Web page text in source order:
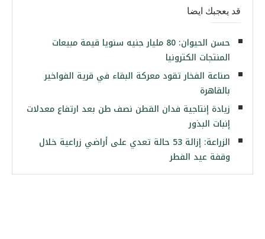
قد يعجبك ايضا
حسن الحيوان: 80 مليار جنيه سنويا قيمة مبيعات
المنتجات الكترونيا
صناعة الفخار تقود معركة البقاء في قرية الفواخير
بالقاهرة
زيادة إنتاجية فدان القطن نصف طن بعد ارتفاع معدلات
إنبات البذور
الزراعة: إزالة 53 حالة تعدي على أراضي زراعية خلال
وقفة عيد الفطر